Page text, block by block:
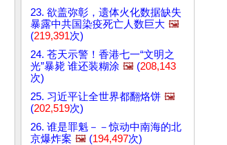
23. 欲盖弥彰，遗体火化数据缺失
暴露中共国染疫死亡人数巨大 🖼️
(219,391次)
24. 苍天示警！香港七一“文明之
光”暴毙 谁还装糊涂 🖼️ (208,143
次)
25. 习近平让全世界都翻烙饼 🖼️
(202,519次)
26. 谁是罪魁－－惊动中南海的北
京爆炸案 🖼️ (194,497次)